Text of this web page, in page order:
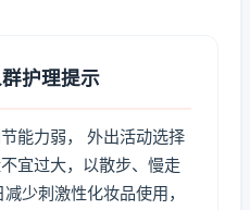
护理提示
能力弱， 外出活动选择
宜过大，以散步、慢走
少刺激性化妆品使用，